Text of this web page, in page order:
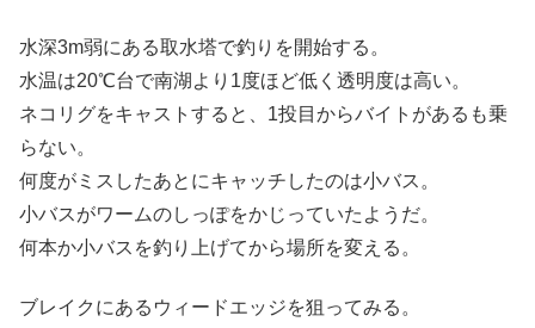
水深3m弱にある取水塔で釣りを開始する。
水温は20℃台で南湖より1度ほど低く透明度は高い。
ネコリグをキャストすると、1投目からバイトがあるも乗
らない。
何度がミスしたあとにキャッチしたのは小バス。
小バスがワームのしっぽをかじっていたようだ。
何本か小バスを釣り上げてから場所を変える。
ブレイクにあるウィードエッジを狙ってみる。